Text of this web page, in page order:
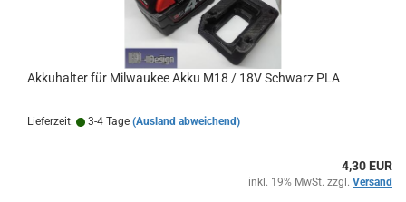
Akkuhalter für Milwaukee Akku M18 / 18V Schwarz PLA
Lieferzeit: 3-4 Tage (Ausland abweichend)
4,30 EUR
inkl. 19% MwSt. zzgl. Versand